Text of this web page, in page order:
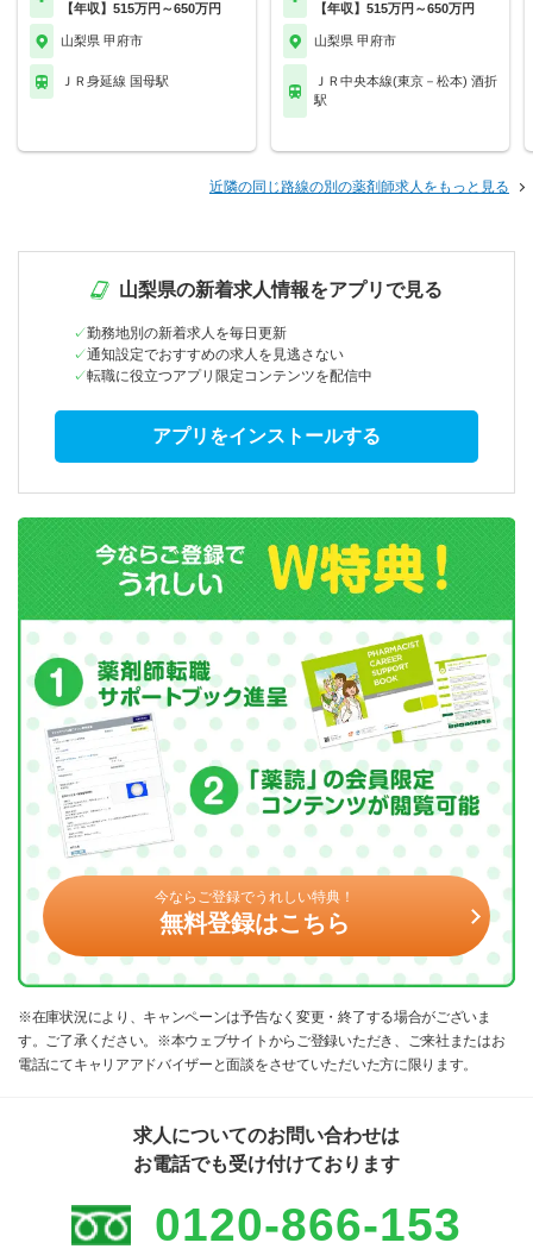
【年収】515万円～650万円
山梨県 甲府市
ＪＲ身延線 国母駅
【年収】515万円～650万円
山梨県 甲府市
ＪＲ中央本線(東京－松本) 酒折
駅
近隣の同じ路線の別の薬剤師求人をもっと見る
山梨県の新着求人情報をアプリで見る
勤務地別の新着求人を毎日更新
通知設定でおすすめの求人を見逃さない
転職に役立つアプリ限定コンテンツを配信中
アプリをインストールする
今ならご登録でうれしい特典！
無料登録はこちら
※在庫状況により、キャンペーンは予告なく変更・終了する場合がございま
す。ご了承ください。※本ウェブサイトからご登録いただき、ご来社またはお
電話にてキャリアアドバイザーと面談をさせていただいた方に限ります。
求人についてのお問い合わせは
お電話でも受け付けております
0120-866-153